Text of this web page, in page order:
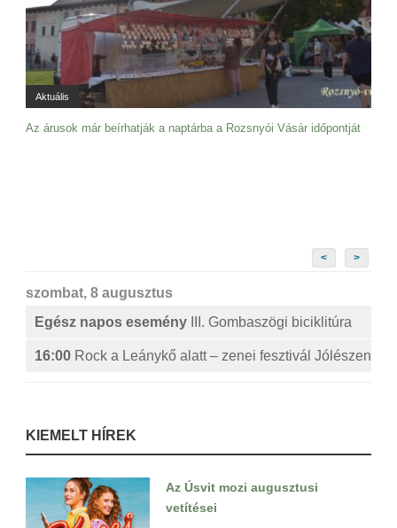
Aktuális
Az árusok már beírhatják a naptárba a Rozsnyói Vásár időpontját
< >
szombat, 8 augusztus
Egész napos esemény
III. Gombaszögi biciklitúra
16:00 Rock a Leánykő alatt – zenei fesztivál Jólészen
KIEMELT HÍREK
Az Úsvit mozi augusztusi
vetítései